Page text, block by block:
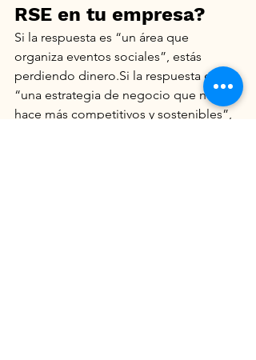
RSE en tu empresa?
Si la respuesta es “un área que
organiza eventos sociales”, estás
perdiendo dinero.Si la respuesta es
“una estrategia de negocio que nos
hace más competitivos y sostenibles”,